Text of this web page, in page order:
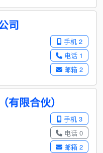
司
手机 2
电话 1
邮箱 2
有限合伙）
手机 3
电话 0
邮箱 2